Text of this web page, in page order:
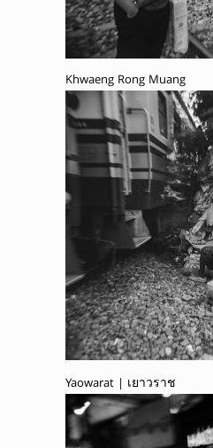
Khwaeng Rong Muang
Yaowarat | เยาวราช